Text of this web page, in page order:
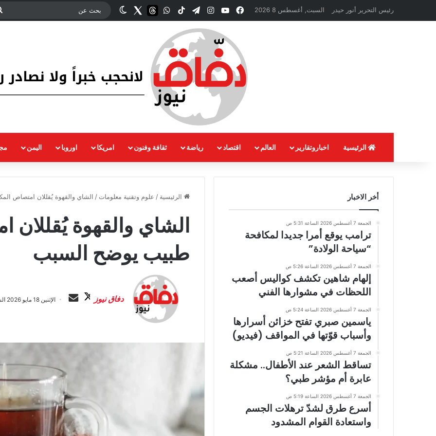
رئيس التحرير أنور حيدر السبت, أغسطس 8 2026 فيسبوك‫YouTubeانستقرام
تيلقرام ‫TikTokواتسابthreads
Twitterالوضع المظلم
الرئيسية اخباروتقارير العالم اقتصاد رياضة ثقافة وفنون امريكا اوروبا اليمن
الرئيسية / علوم وتقنية معلومات / الشاي والقهوة يُقللان امتصاص
الشاي والقهوة
طبيب يوضح السبب
دفاق نيوز
ا
ب
ل
ر
ا
ل
ك
ت
الإثنين 18 مايو 2026 الساعة 8:50 م
أخر الاخبار
الجمعة 7 أغسطس 2026 الساعة 5:31 ص
ترامب يوقع أمرا جديدا لمكافحة
“سياحة الولادة”
الجمعة 7 أغسطس 2026 الساعة 5:26 ص
إلهام شاهين تكشف كواليس أصعب
اللحظات في مشوارها الفني
الجمعة 7 أغسطس 2026 الساعة 5:24 ص
ياسمين صبري تفتح خزائن أسرارها
وأسباب قوّتها في المواقف (فيديو)
الجمعة 7 أغسطس 2026 الساعة 5:21 ص
تساقط الشعر عند الأطفال.. مشكلة
عابرة أم مؤشر طبي؟
الجمعة 7 أغسطس 2026 الساعة 5:19 ص
أسرع طرق لشدّ ترهلات الجسم
واستعادة القوام المشدود